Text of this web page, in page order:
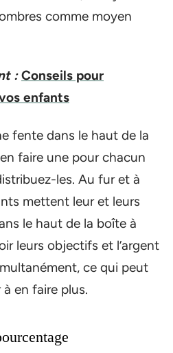
comme moyen
: Conseils pour
enfants
fente dans le haut de la
faire une pour chacun
les. Au fur et à
mettent leur et leurs
le haut de la boîte à
leurs objectifs et l’argent
ce qui peut
en faire plus.